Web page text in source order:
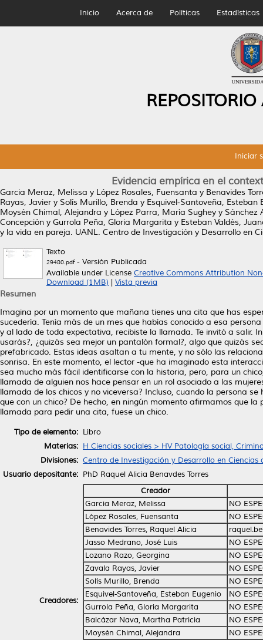
Inicio Acerca de Políticas Estadísticas
Iniciar
Evidencia empírica en el
Garcia Meraz, Melissa y López Rosales, Fuensanta y Benavides
Rayas, Javier y Solís Murillo, Brenda y Esquivel‑Santoveña, Esteban
Moysén Chimal, Alejandra y López Parra, María Sughey y Sánchez
Concepción y Gurrola Peña, Gloria Margarita y Esteban Valdés,
y la vida en pareja. UANL. Centro de Investigación y Desarrollo en
Texto
29480.pdf- Versión Publicada
Available under License Creative Commons Attribution
Download (1MB)
Vista previa
Resumen
Imagina por un momento que mañana tienes una cita que has
sucedería. Tenía más de un mes que habías conocido a esa
y al lado de toda expectativa, recibiste la llamada. Te invitó a salir.
usarás?, ¿quizás sea mejor un pantalón formal?, algo que quizás
prefabricado. Estas ideas asaltan a tu mente, y no sólo las
sonrisa. En este momento, el lector -que ha imaginado esta
sea mucho más fácil identificarse con la historia, pero, para un
llamada de alguien nos hace pensar en un rol asociado a las
llamada de los chicos y no viceversa? Incluso, cuando la persona
que con un chico? De hecho, en ningún momento afirmamos que
llamada para pedir una cita, fuese un chico.
Tipo de elemento: Libro
Materias: H Ciencias sociales > HV Patología social,
Divisiones: Centro de Investigación y Desarrollo en Ciencias
Usuario depositante: PhD Raquel Alicia Benavdes Torres
Creadores:
Creador
Garcia Meraz, Melissa
NO
López Rosales, Fuensanta
NO
Benavides Torres, Raquel Alicia
Jasso Medrano, José Luis
NO
Lozano Razo, Georgina
NO
Zavala Rayas, Javier
NO
Solís Murillo, Brenda
NO
Esquivel‑Santoveña, Esteban Eugenio
NO
Gurrola Peña, Gloria Margarita
NO
Balcázar Nava, Martha Patricia
NO
Moysén Chimal, Alejandra
NO